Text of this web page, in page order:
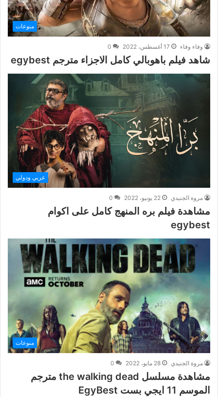
منوعات
وفاء وفاء 17 أغسطس، 2022 0
شاهد فيلم باهوبالي كامل الاجزاء مترجم egybest
عربي ودولي
مروة الجنيدي 22 يونيو، 2022 0
مشاهدة فيلم بره المنهج كامل على اكوام
egybest
منوعات
مروة الجنيدي 28 مايو، 2022 0
مشاهدة مسلسل the walking dead مترجم
الموسم 11 ايجي بست EgyBest